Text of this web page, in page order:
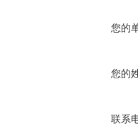
您的
您的
联系